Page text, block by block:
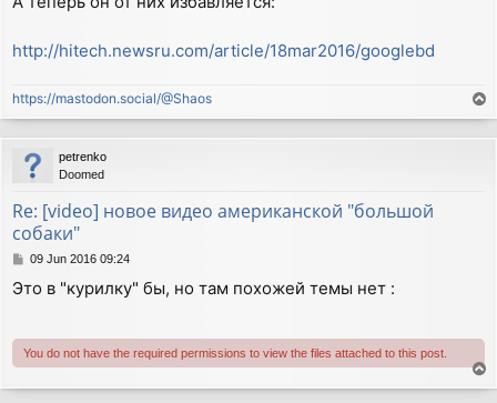
http://hitech.newsru.com/article/18mar2016/googlebd
https://mastodon.social/@Shaos
o
p
petrenko
Doomed
Re: [video] новое видео американской "большой
собаки"
P
s
09 Jun 2016 09:24
Это в "курилку" бы, но там похожей темы нет :
You do not have the required permissions to view the files attached to this post.
o